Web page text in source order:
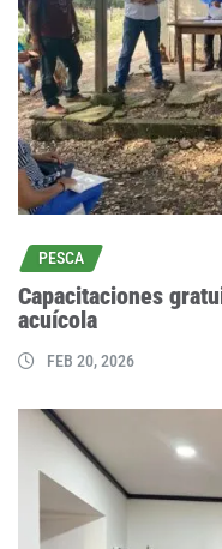
PESCA
Capacitaciones
acuícola
FEB 20, 2026